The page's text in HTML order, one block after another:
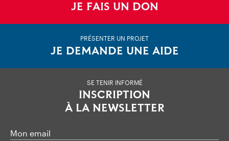
JE FAIS UN DON
PRÉSENTER UN PROJET
JE DEMANDE UNE AIDE
SE TENIR INFORMÉ
INSCRIPTION
À LA NEWSLETTER
Mon email